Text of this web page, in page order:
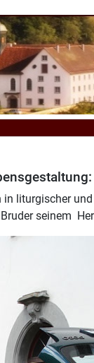
liturgischer
seinem